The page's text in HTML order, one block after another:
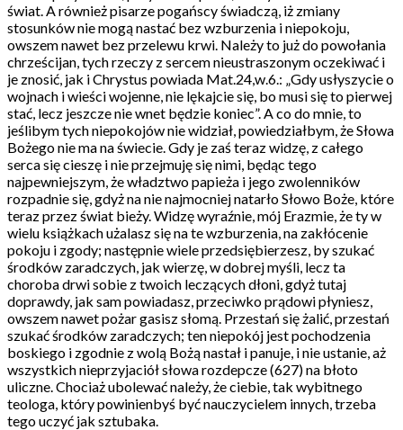
świat. A również pisarze pogańscy świadczą, iż zmiany
stosunków nie mogą nastać bez wzburzenia i niepokoju,
owszem nawet bez przelewu krwi. Należy to już do powołania
chrześcijan, tych rzeczy z sercem nieustraszonym oczekiwać i
je znosić, jak i Chrystus powiada Mat.24,w.6.: „Gdy usłyszycie o
wojnach i wieści wojenne, nie lękajcie się, bo musi się to pierwej
stać, lecz jeszcze nie wnet będzie koniec”. A co do mnie, to
jeślibym tych niepokojów nie widział, powiedziałbym, że Słowa
Bożego nie ma na świecie. Gdy je zaś teraz widzę, z całego
serca się cieszę i nie przejmuję się nimi, będąc tego
najpewniejszym, że władztwo papieża i jego zwolenników
rozpadnie się, gdyż na nie najmocniej natarło Słowo Boże, które
teraz przez świat bieży. Widzę wyraźnie, mój Erazmie, że ty w
wielu książkach użalasz się na te wzburzenia, na zakłócenie
pokoju i zgody; następnie wiele przedsiębierzesz, by szukać
środków zaradczych, jak wierzę, w dobrej myśli, lecz ta
choroba drwi sobie z twoich leczących dłoni, gdyż tutaj
doprawdy, jak sam powiadasz, przeciwko prądowi płyniesz,
owszem nawet pożar gasisz słomą. Przestań się żalić, przestań
szukać środków zaradczych; ten niepokój jest pochodzenia
boskiego i zgodnie z wolą Bożą nastał i panuje, i nie ustanie, aż
wszystkich nieprzyjaciół słowa rozdepcze (627) na błoto
uliczne. Chociaż ubolewać należy, że ciebie, tak wybitnego
teologa, który powinienbyś być nauczycielem innych, trzeba
tego uczyć jak sztubaka.